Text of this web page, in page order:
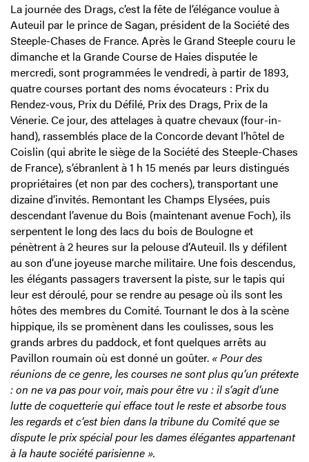
La journée des Drags, c’est la fête de l’élégance voulue à
Auteuil par le prince de Sagan, président de la Société des
Steeple-Chases de France. Après le Grand Steeple couru le
dimanche et la Grande Course de Haies disputée le
mercredi, sont programmées le vendredi, à partir de 1893,
quatre courses portant des noms évocateurs : Prix du
Rendez-vous, Prix du Défilé, Prix des Drags, Prix de la
Vénerie. Ce jour, des attelages à quatre chevaux (four-in-
hand), rassemblés place de la Concorde devant l’hôtel de
Coislin (qui abrite le siège de la Société des Steeple-Chases
de France), s’ébranlent à 1 h 15 menés par leurs distingués
propriétaires (et non par des cochers), transportant une
dizaine d’invités. Remontant les Champs Elysées, puis
descendant l’avenue du Bois (maintenant avenue Foch), ils
serpentent le long des lacs du bois de Boulogne et
pénètrent à 2 heures sur la pelouse d’Auteuil. Ils y défilent
au son d’une joyeuse marche militaire. Une fois descendus,
les élégants passagers traversent la piste, sur le tapis qui
leur est déroulé, pour se rendre au pesage où ils sont les
hôtes des membres du Comité. Tournant le dos à la scène
hippique, ils se promènent dans les coulisses, sous les
grands arbres du paddock, et font quelques arrêts au
Pavillon roumain où est donné un goûter. « Pour des
réunions de ce genre, les courses ne sont plus qu’un prétexte
: on ne va pas pour voir, mais pour être vu : il s’agit d’une
lutte de coquetterie qui efface tout le reste et absorbe tous
les regards et c’est bien dans la tribune du Comité que se
dispute le prix spécial pour les dames élégantes appartenant
à la haute société parisienne ».